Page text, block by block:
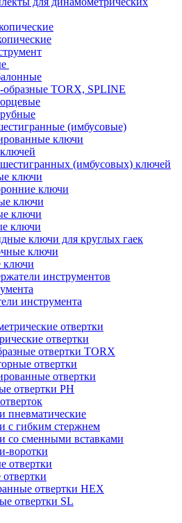
TORX, SPLINE
(имбусовые)
ключи
(имбусовых) ключей
ключи
ключи
ключи
ключи
ключи
ключи для круглых гаек
ключи
ключи
инструментов
инструмента
отвертки
отвертки
отвертки TORX
отвертки
отвертки
отвертки PH
пневматические
с гибким стержнем
со сменными вставками
воротки
отвертки
отвертки HEX
отвертки SL